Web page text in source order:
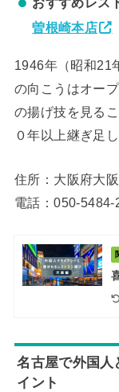
曽根崎本店
1946年（昭和21
の向こうはオー
の揚げ技を見る
０年以上継ぎ足
住所：大阪府大
電話：050-5484-
名古屋で外国人
イント